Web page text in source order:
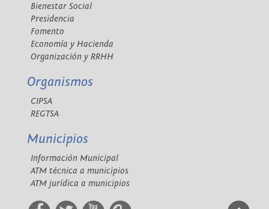
Bienestar Social
Presidencia
Fomento
Economía y Hacienda
Organización y RRHH
Organismos
CIPSA
REGTSA
Municipios
Información Municipal
ATM técnica a municipios
ATM jurídica a municipios